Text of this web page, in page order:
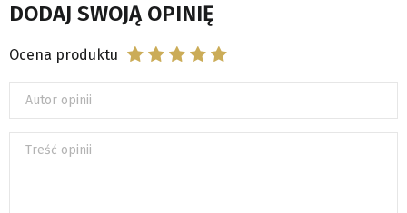
DODAJ SWOJĄ OPINIĘ
Ocena produktu
Autor opinii
Treść opinii